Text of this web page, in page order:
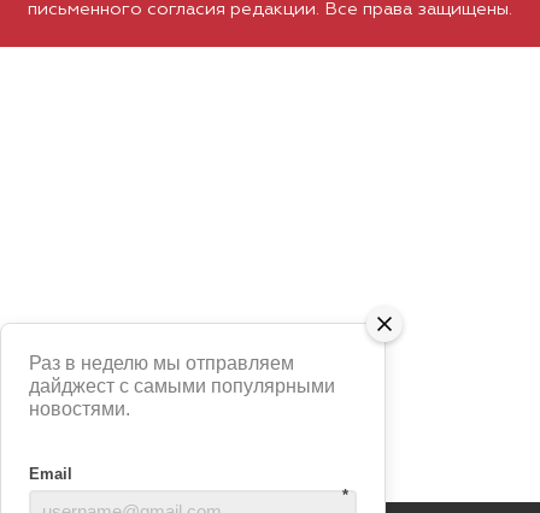
письменного согласия редакции. Все права защищены.
Раз в неделю мы отправляем
дайджест с самыми популярными
новостями.
Email
*